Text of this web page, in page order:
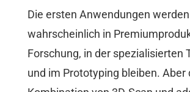
Die ersten Anwendungen werden
wahrscheinlich in
Forschung, in der spezialisierten
und im Prototyping bleiben. Aber